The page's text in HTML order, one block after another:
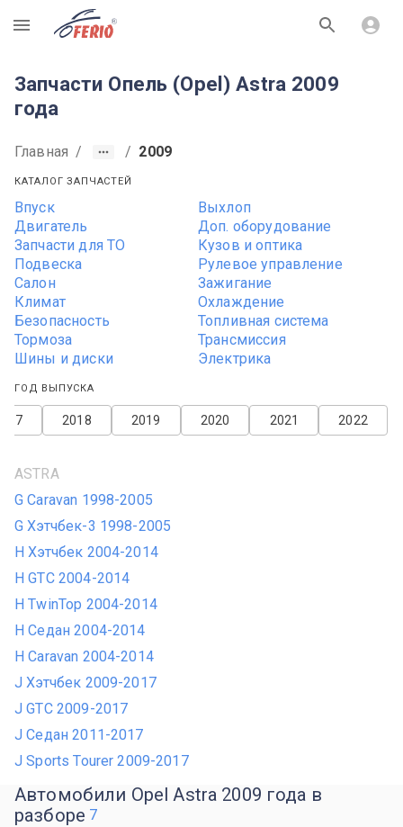
R
Запчасти Опель (Opel) Astra 2009
года
Главная / / 2009
КАТАЛОГ ЗАПЧАСТЕЙ
Впуск
Выхлоп
Двигатель
Доп. оборудование
Запчасти для ТО
Кузов и оптика
Подвеска
Рулевое управление
Салон
Зажигание
Климат
Охлаждение
Безопасность
Топливная система
Тормоза
Трансмиссия
Шины и диски
Электрика
ГОД ВЫПУСКА
2022
2021
2020
2019
2018
ASTRA
G Caravan 1998-2005
G Хэтчбек-3 1998-2005
H Хэтчбек 2004-2014
H GTC 2004-2014
H TwinTop 2004-2014
H Седан 2004-2014
H Caravan 2004-2014
J Хэтчбек 2009-2017
J GTC 2009-2017
J Седан 2011-2017
J Sports Tourer 2009-2017
Автомобили Opel Astra 2009 года в
разборе 7